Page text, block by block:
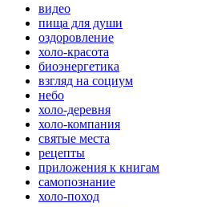
видео
пища для души
оздоровление
холо-красота
биоэнергетика
взгляд на социум
небо
холо-деревня
холо-компания
святые места
рецепты
приложения к книгам
самопознание
холо-поход